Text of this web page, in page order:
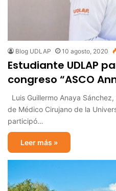
Blog UDLAP 10 agosto, 2020
Estudiante UDLAP
congreso “ASCO
Luis Guillermo Anaya
de Médico Cirujano de la
participó…
Leer más »